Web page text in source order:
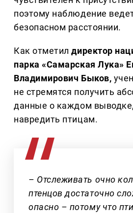
поэтому наблюдение
безопасном расстоянии.
Как отметилдиректор
парка «Самарская Лука»
Владимирович Быков,
не стремятся получить
данные о каждом
навредить птицам.
– Отслеживать очно
птенцов достаточно
опасно – потому что